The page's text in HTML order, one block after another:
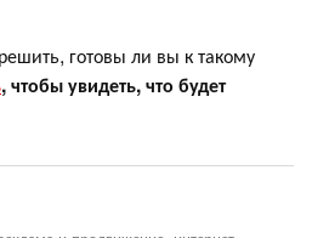
готовы ли вы к такому
, чтобы увидеть, что будет